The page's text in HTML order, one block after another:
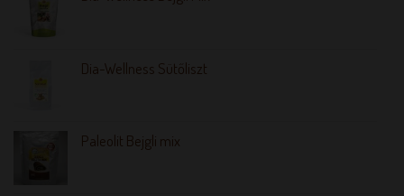
Dia-Wellness Sütőliszt
Paleolit Bejgli mix